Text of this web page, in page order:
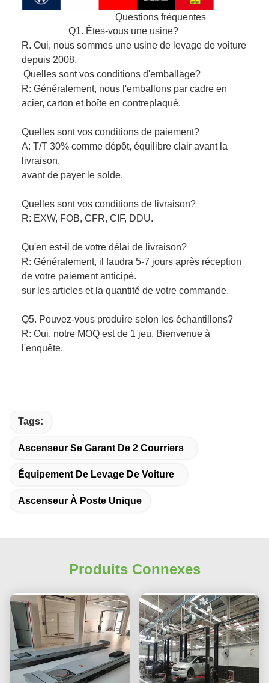
Questions fréquentes
Q1. Êtes-vous une usine?
R. Oui, nous sommes une usine de levage de voiture
depuis 2008.
Quelles sont vos conditions d'emballage?
R: Généralement, nous l'emballons par cadre en
acier, carton et boîte en contreplaqué.
Quelles sont vos conditions de paiement?
A: T/T 30% comme dépôt, équilibre clair avant la
livraison.
avant de payer le solde.
Quelles sont vos conditions de livraison?
R: EXW, FOB, CFR, CIF, DDU.
Qu'en est-il de votre délai de livraison?
R: Généralement, il faudra 5-7 jours après réception
de votre paiement anticipé.
sur les articles et la quantité de votre commande.
Q5. Pouvez-vous produire selon les échantillons?
R: Oui, notre MOQ est de 1 jeu. Bienvenue à
l'enquête.
Tags:
Ascenseur Se Garant De 2 Courriers
Équipement De Levage De Voiture
Ascenseur À Poste Unique
Produits Connexes